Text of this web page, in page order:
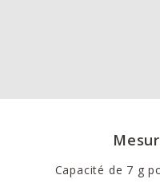
Capacité de 7 g